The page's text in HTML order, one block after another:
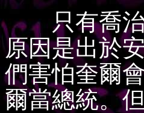
只有喬治·
原因是出於
們害怕奎爾
爾當總統。